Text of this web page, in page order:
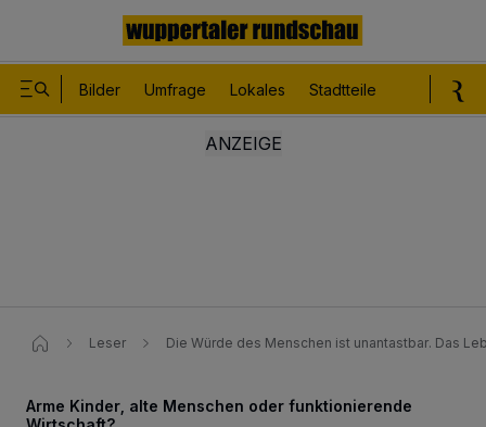
Bilder Umfrage Lokales Stadtteile
Leser Die Würde des Menschen ist unantastbar. Das
Arme Kinder, alte Menschen oder funktionierende